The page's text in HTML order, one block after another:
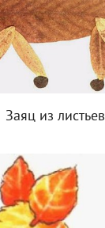
Заяц из листьев